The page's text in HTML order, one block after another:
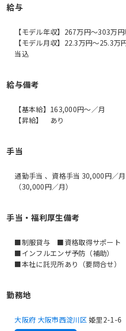
給与
【モデル年収】267万円〜303万
【モデル月収】22.3万円〜25.3
当込
給与備考
【基本給】163,000円～／月
【昇給】 あり
手当
通勤手当 、資格手当 30,000円／
（30,000円／月）
手当・福利厚生備考
■制服貸与 ■資格取得サポー
■インフルエンザ予防（補助）
■本社に託児所あり（要問合せ）
勤務地
大阪府 大阪市西淀川区 姫里2-1-6